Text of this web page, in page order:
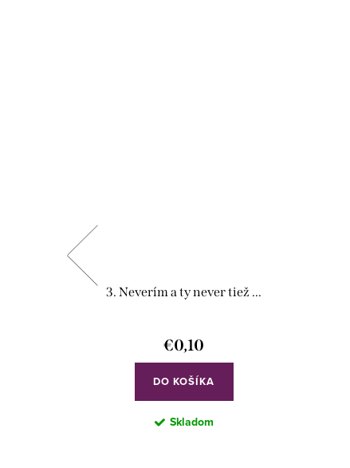
3. Neverím a ty never tiež ...
€0,10
DO KOŠÍKA
Skladom